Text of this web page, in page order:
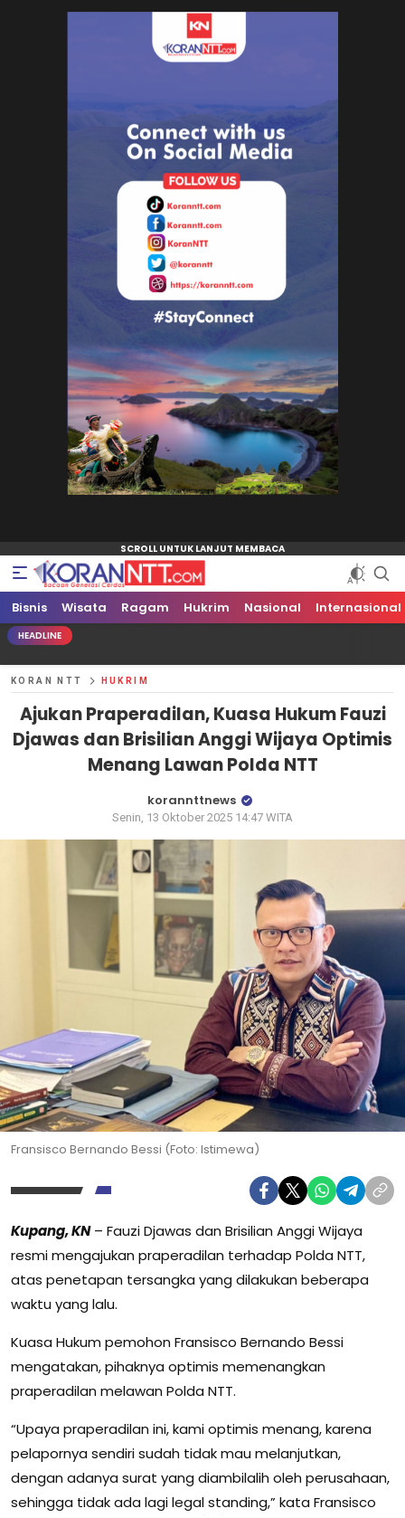
Koran NTT
Bacaan Generasi Cerdas
Bisnis Wisata Ragam Hukrim Nasional Internasional
HEADLINE
KORAN NTT HUKRIM
Ajukan Praperadilan, Kuasa Hukum Fauzi
Djawas dan Brisilian Anggi Wijaya Optimis
Menang Lawan Polda NTT
korannttnews
Senin, 13 Oktober 2025 14:47 WITA
Fransisco Bernando Bessi (Foto: Istimewa)
Kupang, KN– Fauzi Djawas dan Brisilian Anggi Wijaya
resmi mengajukan praperadilan terhadap Polda NTT,
atas penetapan tersangka yang dilakukan beberapa
waktu yang lalu.
Kuasa Hukum pemohon Fransisco Bernando Bessi
mengatakan, pihaknya optimis memenangkan
praperadilan melawan Polda NTT.
“Upaya praperadilan ini, kami optimis menang, karena
pelapornya sendiri sudah tidak mau melanjutkan,
dengan adanya surat yang diambilalih oleh perusahaan,
sehingga tidak ada lagi legal standing,” kata Fransisco